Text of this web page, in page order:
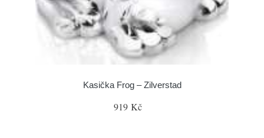
Kasička Frog – Zilverstad
919 Kč